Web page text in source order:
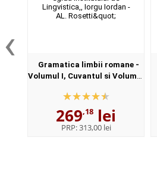
‹
Gramatica limbii romane -
Volumul I, Cuvantul si Volumul
egida Institutului de
Lingvistica,,...
269,18 lei
PRP:313,00 lei